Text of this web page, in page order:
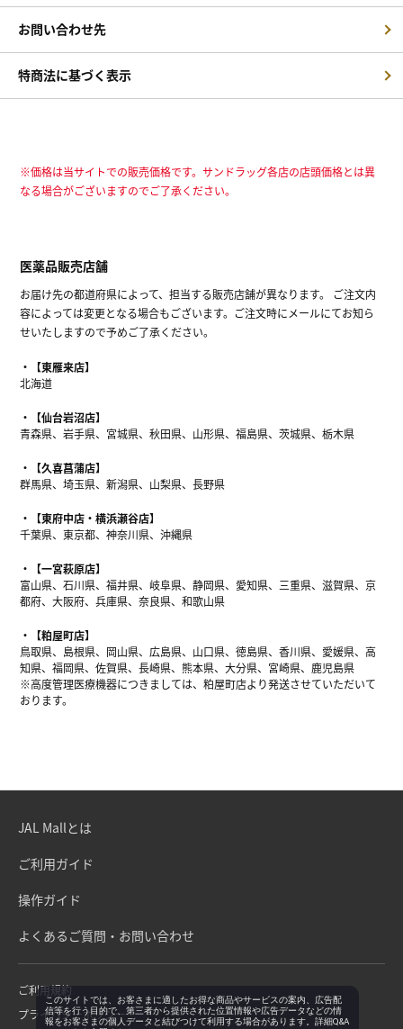
お問い合わせ先
特商法に基づく表示
※価格は当サイトでの販売価格です。サンドラッグ各店の店頭価格とは異
なる場合がございますのでご了承ください。
医薬品販売店舗
お届け先の都道府県によって、担当する販売店舗が異なります。 ご注文内
容によっては変更となる場合もございます。ご注文時にメールにてお知ら
せいたしますので予めご了承ください。
【東雁来店】
北海道
【仙台岩沼店】
青森県、岩手県、宮城県、秋田県、山形県、福島県、茨城県、栃木県
【久喜菖蒲店】
群馬県、埼玉県、新潟県、山梨県、長野県
【東府中店・横浜瀬谷店】
千葉県、東京都、神奈川県、沖縄県
【一宮萩原店】
富山県、石川県、福井県、岐阜県、静岡県、愛知県、三重県、滋賀県、京
都府、大阪府、兵庫県、奈良県、和歌山県
【粕屋町店】
鳥取県、島根県、岡山県、広島県、山口県、徳島県、香川県、愛媛県、高
知県、福岡県、佐賀県、長崎県、熊本県、大分県、宮崎県、鹿児島県
※高度管理医療機器につきましては、粕屋町店より発送させていただいて
おります。
JAL Mallとは
ご利用ガイド
操作ガイド
よくあるご質問・お問い合わせ
ご利用規約
プライバシーポリシー
このサイトでは、お客さまに適したお得な商品やサービスの案内、広告配
信等を行う目的で、第三者から提供された位置情報や広告データなどの情
報をお客さまの個人データと結びつけて利用する場合があります。詳細Q&A